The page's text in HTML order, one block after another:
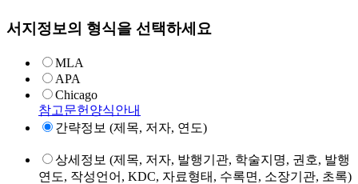
서지정보의 형식을 선택하세요
MLA
APA
Chicago
참고문헌양식안내
간략정보 (제목, 저자, 연도)
상세정보 (제목, 저자, 발행기관, 학술지명, 권호, 발행
연도, 작성언어, KDC, 자료형태, 수록면, 소장기관, 초록)